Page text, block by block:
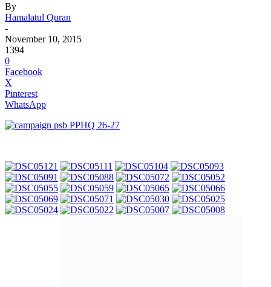
By
Hamalatul Quran
-
November 10, 2015
1394
0
Facebook
X
Pinterest
WhatsApp